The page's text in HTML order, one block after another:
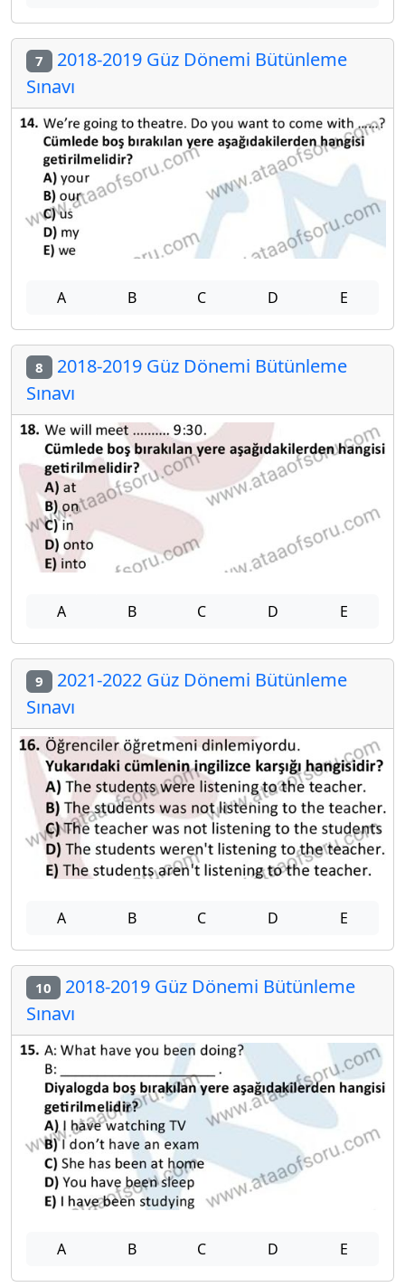
7 2018-2019 Güz Dönemi Bütünleme
Sınavı
A B C D E
8 2018-2019 Güz Dönemi Bütünleme
Sınavı
A B C D E
9 2021-2022 Güz Dönemi Bütünleme
Sınavı
A B C D E
10 2018-2019 Güz Dönemi Bütünleme
Sınavı
A B C D E